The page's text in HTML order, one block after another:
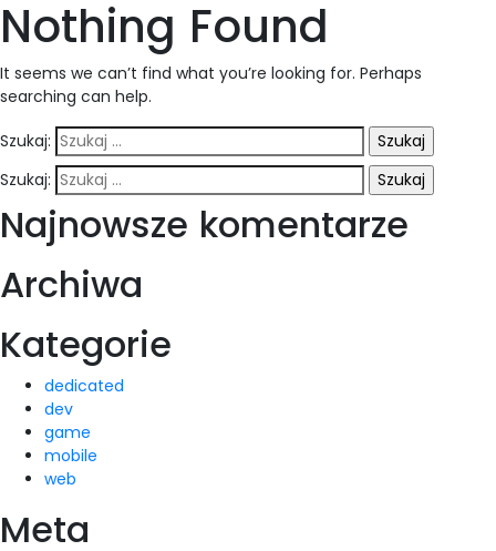
Nothing Found
It seems we can’t find what you’re looking for. Perhaps
searching can help.
Szukaj:
Szukaj:
Najnowsze komentarze
Archiwa
Kategorie
dedicated
dev
game
mobile
web
Meta